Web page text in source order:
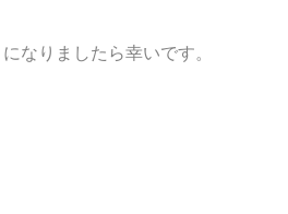
になりましたら幸いです。